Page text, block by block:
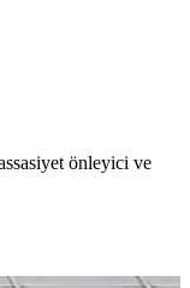
önleyici ve